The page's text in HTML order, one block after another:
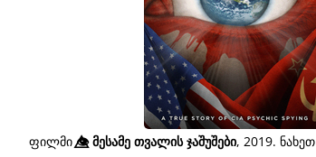
ფილმი👁️⃤მესამე თვალის ჯაშუშები, 2019. ნახეთ